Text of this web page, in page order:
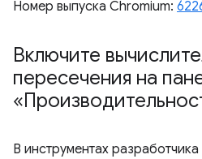
Номер выпуска Chromium:
Включите
пересечения на
В инструментах